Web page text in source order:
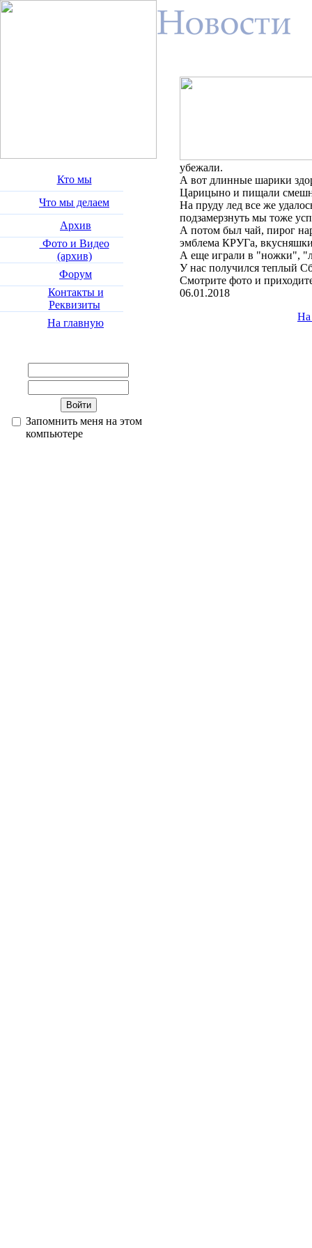
Кто мы
Что мы делаем
Архив
Фото и Видео
(архив)
Форум
Контакты и
Реквизиты
На главную
Запомнить меня на этом
компьютере
убежали.
А вот длинные шарики
Царицыно и пищали
На пруду лед все же
подзамерзнуть мы тоже
А потом был чай, пирог
эмблема КРУГа,
А еще играли в "ножки",
У нас получился теплый
Смотрите фото и
06.01.2018
На